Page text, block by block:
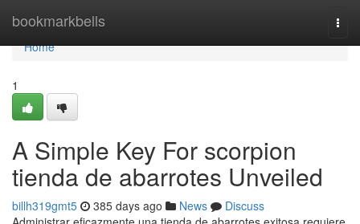
bookmarkbells
Home
Home
1
A Simple Key For scorpion
tienda de abarrotes Unveiled
billh319gmt5 385 days ago News
Discuss